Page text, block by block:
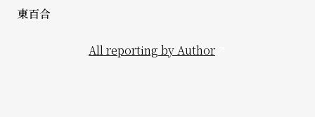
東百合
All reporting by Author